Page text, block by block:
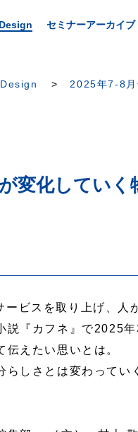
セミナーアーカイブ
2025年7-8月
変化していく
ービスを取り上げ、人
説『カフネ』で2025
伝えたい思いとは。
らしさとは変わって